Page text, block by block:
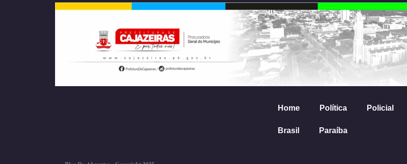
Home Política Policial
Brasil Paraíba